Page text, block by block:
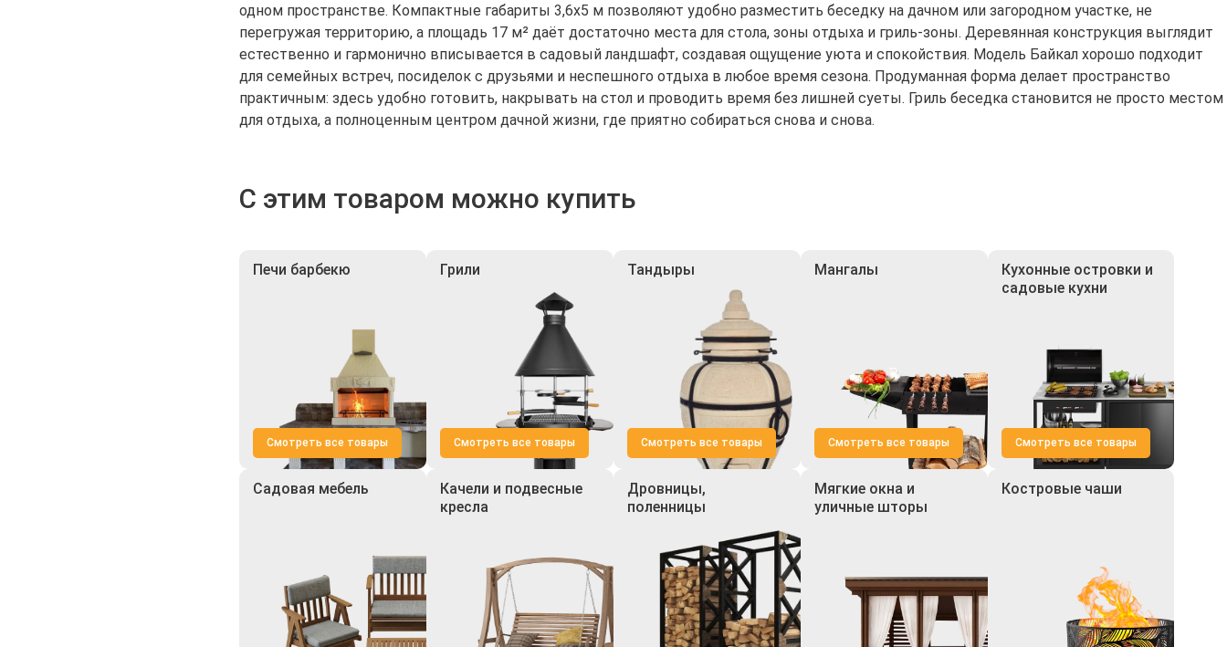
одном пространстве. Компактные габариты 3,6х5 м позволяют удобно разместить беседку на дачном или загородном участке, не
перегружая территорию, а площадь 17 м² даёт достаточно места для стола, зоны отдыха и гриль-зоны. Деревянная конструкция выглядит
естественно и гармонично вписывается в садовый ландшафт, создавая ощущение уюта и спокойствия. Модель Байкал хорошо подходит
для семейных встреч, посиделок с друзьями и неспешного отдыха в любое время сезона. Продуманная форма делает пространство
практичным: здесь удобно готовить, накрывать на стол и проводить время без лишней суеты. Гриль беседка становится не просто местом
для отдыха, а полноценным центром дачной жизни, где приятно собираться снова и снова.
С этим товаром можно купить
Печи барбекю
Смотреть все товары
Грили
Смотреть все товары
Тандыры
Смотреть все товары
Мангалы
Смотреть все товары
Кухонные островки и
садовые кухни
Смотреть все товары
Садовая мебель
Качели и подвесные
кресла
Дровницы,
поленницы
Мягкие окна и
уличные шторы
Костровые чаши